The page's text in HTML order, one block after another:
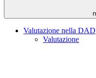
Valutazione nella DAD
Valutazione